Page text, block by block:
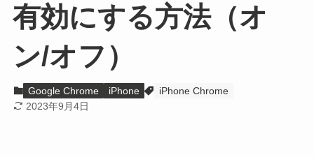
有効にする方法（オ
ン/オフ）
Google Chrome iPhone
iPhone Chrome
2023年9月4日